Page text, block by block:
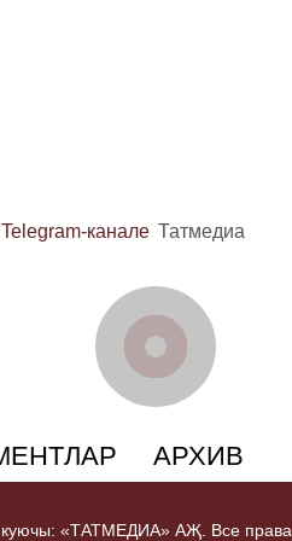
Telegram-канале Татмедиа
АРХИВ
куючы: «ТАТМЕДИА» АҖ. Все права